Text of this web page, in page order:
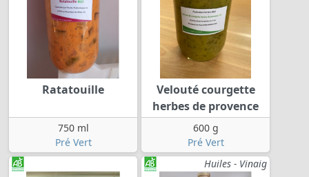
Ratatouille
750 ml
Pré Vert
Velouté courgette
herbes de provence
600 g
Pré Vert
Huiles - Vinaig